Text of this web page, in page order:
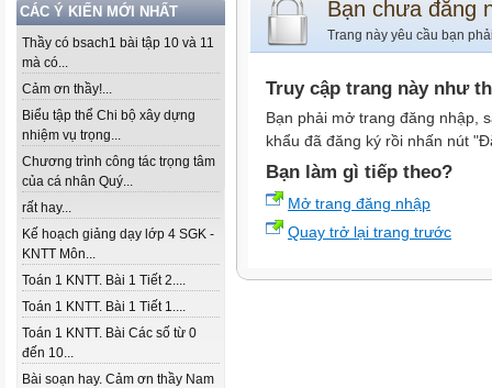
CÁC Ý KIẾN MỚI NHẤT
Thầy có bsach1 bài tập 10 và 11
mà có...
Cảm ơn thầy!...
Biểu tập thể Chi bộ xây dựng
nhiệm vụ trọng...
Chương trình công tác trọng tâm
của cá nhân Quý...
rất hay...
Kế hoạch giảng dạy lớp 4 SGK -
KNTT Môn...
Toán 1 KNTT. Bài 1 Tiết 2....
Toán 1 KNTT. Bài 1 Tiết 1....
Toán 1 KNTT. Bài Các số từ 0
đến 10...
Bài soạn hay. Cảm ơn thầy Nam
Bạn chưa đăng
Trang này yêu cầu bạn
Truy cập trang này như
Bạn phải mở trang đăng nhập,
khẩu đã đăng ký rồi nhấn nút
Bạn làm gì tiếp theo?
Mở trang đăng nhập
Quay trở lại trang trước